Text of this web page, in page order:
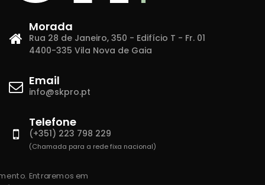
Morada
Rua 28 de Janeiro, 350 - Edifício T - Fr. 01
4400-335 Vila Nova de Gaia
Email
info@skpro.pt
Telefone
(+351) 223 798 229
(Chamada para a rede fixa nacional)
Entraremos em